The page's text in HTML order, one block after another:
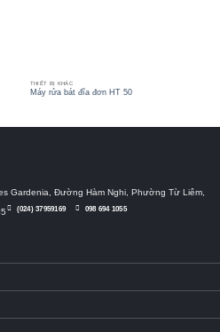
THIẾT BỊ KHÁC
Máy rửa bát đĩa đơn HT 50
Gardenia, Đường Hàm Nghi, Phường Từ Liêm,
(024) 37959169 098 694 1055